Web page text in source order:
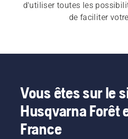
d'utiliser toutes les
de faciliter
Vous êtes sur le
Husqvarna Forêt
France